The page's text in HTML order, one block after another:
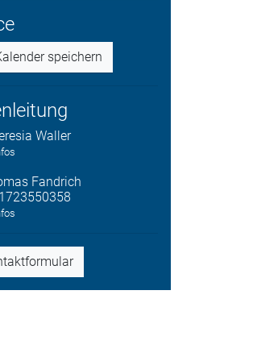
speichern
Waller
Fandrich